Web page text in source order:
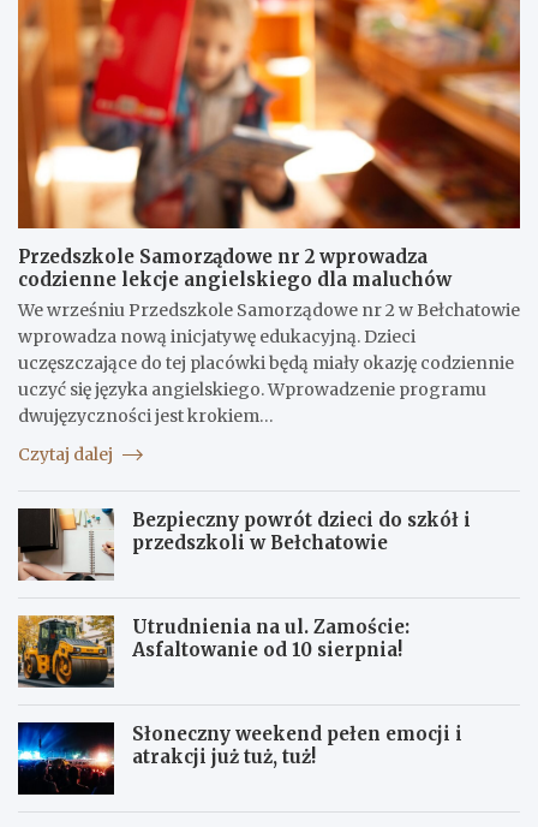
Przedszkole Samorządowe nr 2 wprowadza
codzienne lekcje angielskiego dla maluchów
We wrześniu Przedszkole Samorządowe nr 2 w Bełchatowie
wprowadza nową inicjatywę edukacyjną. Dzieci
uczęszczające do tej placówki będą miały okazję codziennie
uczyć się języka angielskiego. Wprowadzenie programu
dwujęzyczności jest krokiem…
Czytaj dalej
Bezpieczny powrót dzieci do szkół i
przedszkoli w Bełchatowie
Utrudnienia na ul. Zamoście:
Asfaltowanie od 10 sierpnia!
Słoneczny weekend pełen emocji i
atrakcji już tuż, tuż!